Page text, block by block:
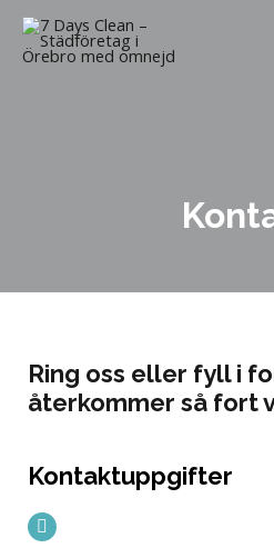
Ring oss eller fyll i
återkommer så fort
Kontaktuppgifter